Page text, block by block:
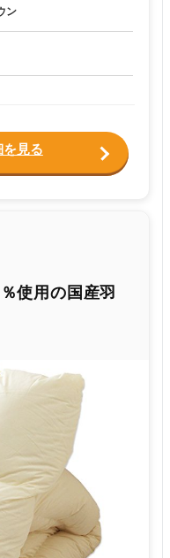
ン
見る
使用の国産羽